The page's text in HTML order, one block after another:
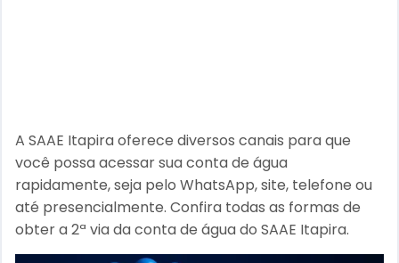
A SAAE Itapira oferece diversos canais para que
você possa acessar sua conta de água
rapidamente, seja pelo WhatsApp, site, telefone ou
até presencialmente. Confira todas as formas de
obter a 2ª via da conta de água do SAAE Itapira.